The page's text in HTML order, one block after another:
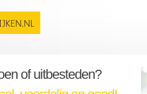
of uitbesteden?